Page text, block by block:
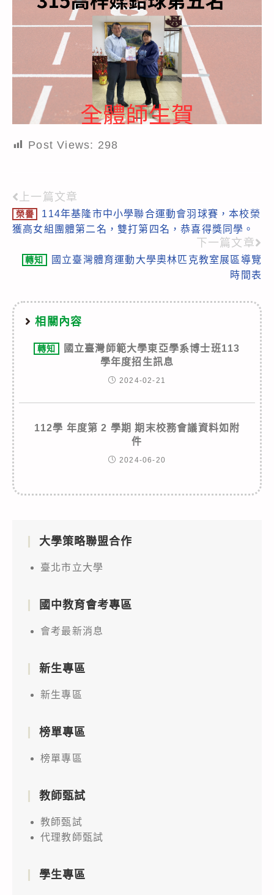
Post Views: 298
Read
more
上一篇文章
榮譽
114年基隆市中小學聯合運動會羽球賽，本校榮
獲高女組團體第二名，雙打第四名，恭喜得獎同學。
下一篇文章
轉知
國立臺灣體育運動大學奧林匹克教室展區導覽
時間表
相關內容
轉知
國立臺灣師範大學東亞學系博士班113
學年度招生訊息
2024-02-21
112學 年度第 2 學期 期末校務會議資料如附
件
2024-06-20
大學策略聯盟合作
臺北市立大學
國中教育會考專區
會考最新消息
新生專區
新生專區
榜單專區
榜單專區
教師甄試
教師甄試
代理教師甄試
學生專區